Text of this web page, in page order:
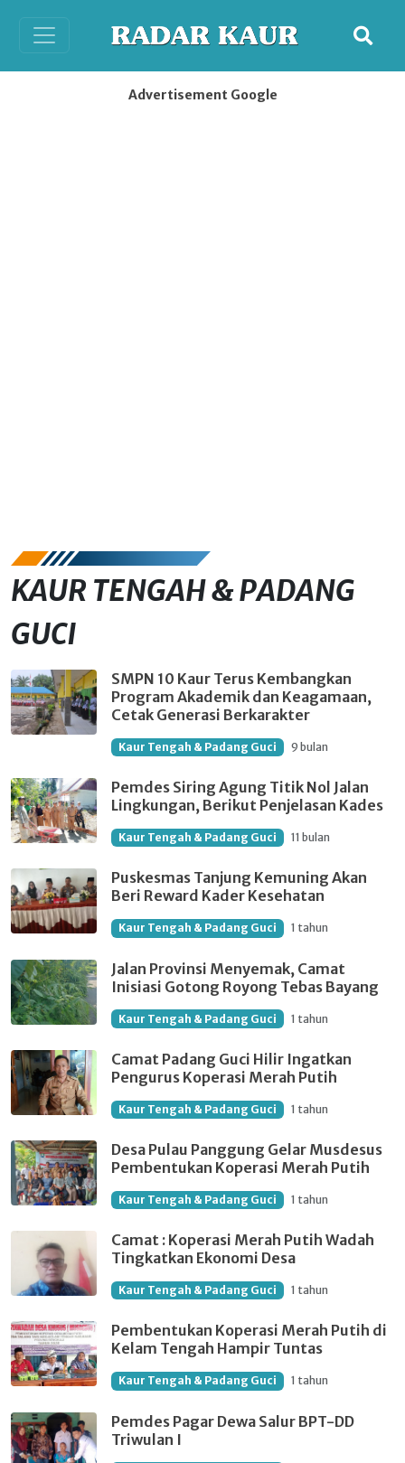
Advertisement Google
KAUR TENGAH & PADANG
GUCI
SMPN 10 Kaur Terus Kembangkan
Program Akademik dan Keagamaan,
Cetak Generasi Berkarakter
Kaur Tengah & Padang Guci 9 bulan
Pemdes Siring Agung Titik Nol Jalan
Lingkungan, Berikut Penjelasan Kades
Kaur Tengah & Padang Guci 11 bulan
Puskesmas Tanjung Kemuning Akan
Beri Reward Kader Kesehatan
Kaur Tengah & Padang Guci 1 tahun
Jalan Provinsi Menyemak, Camat
Inisiasi Gotong Royong Tebas Bayang
Kaur Tengah & Padang Guci 1 tahun
Camat Padang Guci Hilir Ingatkan
Pengurus Koperasi Merah Putih
Kaur Tengah & Padang Guci 1 tahun
Desa Pulau Panggung Gelar Musdesus
Pembentukan Koperasi Merah Putih
Kaur Tengah & Padang Guci 1 tahun
Camat : Koperasi Merah Putih Wadah
Tingkatkan Ekonomi Desa
Kaur Tengah & Padang Guci 1 tahun
Pembentukan Koperasi Merah Putih di
Kelam Tengah Hampir Tuntas
Kaur Tengah & Padang Guci 1 tahun
Pemdes Pagar Dewa Salur BPT-DD
Triwulan I